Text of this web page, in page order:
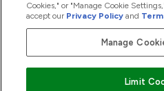
2026 The Hut.com Ltd
Cookies," or "Manage Cookie
accept our Privacy Policy and
Manage
Limit